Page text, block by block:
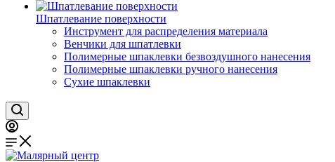
Шпатлевание поверхности
Инструмент для распределения материала
Венчики для шпатлевки
Полимерные шпаклевки безвоздушного нанесения
Полимерные шпаклевки ручного нанесения
Сухие шпаклевки